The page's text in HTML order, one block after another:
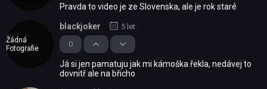
Pravda to video je ze Slovenska, ale je rok staré
Žádná
Fotografie
0
blackjoker 5 let
Já si jen pamatuju jak mi kámoška řekla, nedávej to
dovnitř ale na břicho